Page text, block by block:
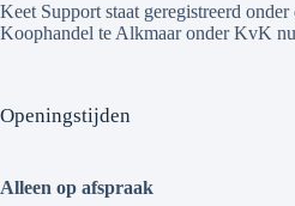
Keet Support staat geregistreerd
Koophandel te Alkmaar onder KvK
Openingstijden
Alleen op afspraak